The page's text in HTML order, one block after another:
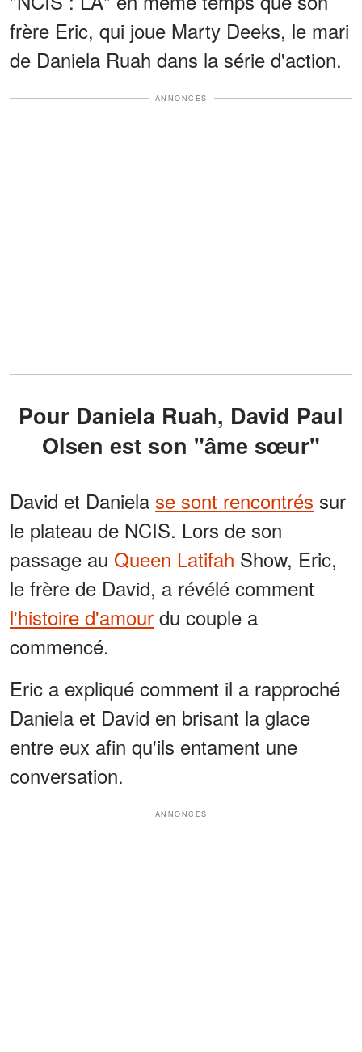
frère Eric, qui joue Marty Deeks, le mari
de Daniela Ruah dans la série d'action.
ANNONCES
Pour Daniela Ruah, David Paul
Olsen est son "âme sœur"
David et Daniela se sont rencontrés sur
le plateau de NCIS. Lors de son
passage au Queen Latifah Show, Eric,
le frère de David, a révélé comment
l'histoire d'amour du couple a
commencé.
Eric a expliqué comment il a rapproché
Daniela et David en brisant la glace
entre eux afin qu'ils entament une
conversation.
ANNONCES